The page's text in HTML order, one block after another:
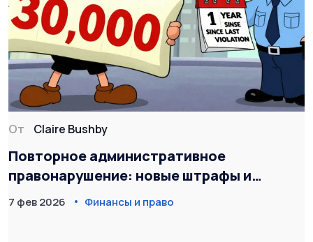
От Claire Bushby
Повторное административное
правонарушение: новые штрафы и
санкции с 2025 года
7 фев 2026 Финансы и право